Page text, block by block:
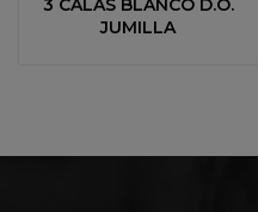
3 CALAS BLANCO D.O.
JUMILLA